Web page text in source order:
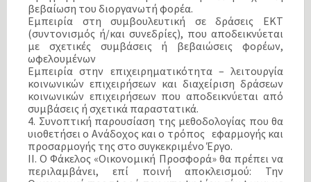
βεβαίωση του διοργανωτή φορέα.
Εμπειρία στη συμβουλευτική σε δράσεις ΕΚΤ
(συντονισμός ή/και συνεδρίες), που αποδεικνύεται
με σχετικές συμβάσεις ή βεβαιώσεις φορέων,
ωφελουμένων
Εμπειρία στην επιχειρηματικότητα – λειτουργία
κοινωνικών επιχειρήσεων και διαχείριση δράσεων
κοινωνικών επιχειρήσεων που αποδεικνύεται από
συμβάσεις ή σχετικά παραστατικά.
4. Συνοπτική παρουσίαση της μεθοδολογίας που θα
υιοθετήσει ο Ανάδοχος και ο τρόπος εφαρμογής και
προσαρμογής της στο συγκεκριμένο Έργο.
ΙΙ. Ο Φάκελος «Οικονομική Προσφορά» θα πρέπει να
περιλαμβάνει, επί ποινή αποκλεισμού: Την